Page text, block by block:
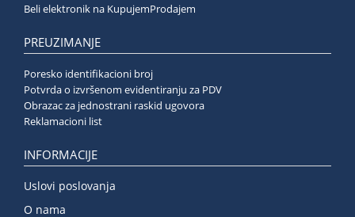
Beli elektronik na KupujemProdajem
PREUZIMANJE
Poresko identifikacioni broj
Potvrda o izvršenom evidentiranju za PDV
Obrazac za jednostrani raskid ugovora
Reklamacioni list
INFORMACIJE
Uslovi poslovanja
O nama